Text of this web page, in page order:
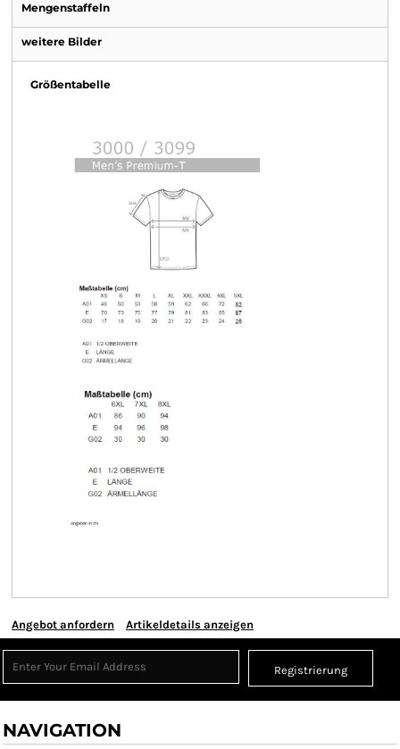
Mengenstaffeln
weitere Bilder
Größentabelle
Angebot anfordern Artikeldetails anzeigen
Registrierung
NAVIGATION